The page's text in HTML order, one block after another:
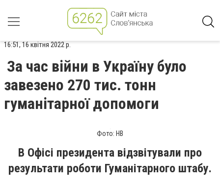
16:51, 16 квітня 2022 р.
За час війни в Україну було
завезено 270 тис. тонн
гуманітарної допомоги
Фото: НВ
В Офісі президента відзвітували про
результати роботи Гуманітарного штабу.